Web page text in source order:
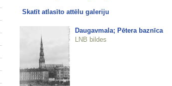
Skatīt atlasīto attēlu galeriju
Daugavmala; Pētera baznīca
LNB bildes